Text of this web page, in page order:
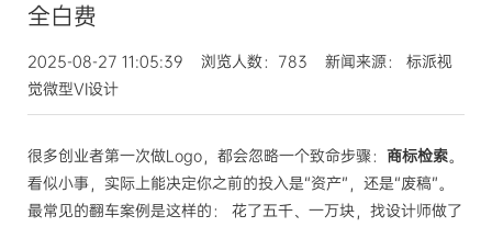
全白费
2025-08-27 11:05:39 浏览人数：783 新闻来源： 标派视
觉微型VI设计
很多创业者第一次做Logo，都会忽略一个致命步骤： 商标检索。
看似小事，实际上能决定你之前的投入是“资产”，还是“废稿”。
最常见的翻车案例是这样的： 花了五千、一万块，找设计师做了